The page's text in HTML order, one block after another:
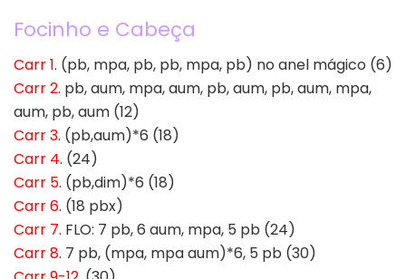
Focinho e Cabeça
Carr 1. (pb, mpa, pb, pb, mpa, pb) no anel mágico (6)
Carr 2. pb, aum, mpa, aum, pb, aum, pb, aum, mpa,
aum, pb, aum (12)
Carr 3. (pb,aum)*6 (18)
Carr 4. (24)
Carr 5. (pb,dim)*6 (18)
Carr 6. (18 pbx)
Carr 7. FLO: 7 pb, 6 aum, mpa, 5 pb (24)
Carr 8. 7 pb, (mpa, mpa aum)*6, 5 pb (30)